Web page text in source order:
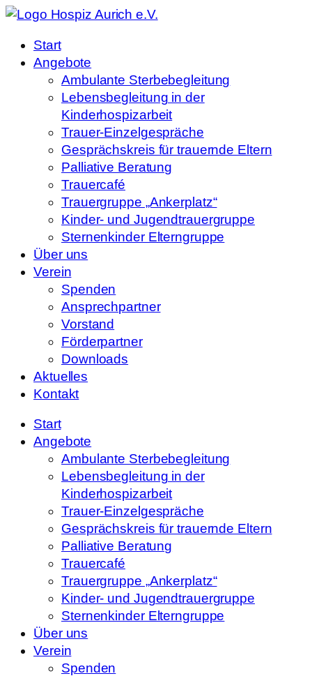
Start
Angebote
Ambulante Sterbebegleitung
Lebensbegleitung in der
Kinderhospizarbeit
Trauer-Einzelgespräche
Gesprächskreis für trauernde Eltern
Palliative Beratung
Trauercafé
Trauergruppe „Ankerplatz“
Kinder- und Jugendtrauergruppe
Sternenkinder Elterngruppe
Über uns
Verein
Spenden
Ansprechpartner
Vorstand
Förderpartner
Downloads
Aktuelles
Kontakt
Start
Angebote
Ambulante Sterbebegleitung
Lebensbegleitung in der
Kinderhospizarbeit
Trauer-Einzelgespräche
Gesprächskreis für trauernde Eltern
Palliative Beratung
Trauercafé
Trauergruppe „Ankerplatz“
Kinder- und Jugendtrauergruppe
Sternenkinder Elterngruppe
Über uns
Verein
Spenden